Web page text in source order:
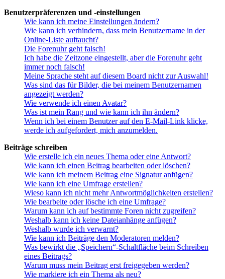
Benutzerpräferenzen und -einstellungen
Wie kann ich meine Einstellungen ändern?
Wie kann ich verhindern, dass mein Benutzername in der
Online-Liste auftaucht?
Die Forenuhr geht falsch!
Ich habe die Zeitzone eingestellt, aber die Forenuhr geht
immer noch falsch!
Meine Sprache steht auf diesem Board nicht zur Auswahl!
Was sind das für Bilder, die bei meinem Benutzernamen
angezeigt werden?
Wie verwende ich einen Avatar?
Was ist mein Rang und wie kann ich ihn ändern?
Wenn ich bei einem Benutzer auf den E-Mail-Link klicke,
werde ich aufgefordert, mich anzumelden.
Beiträge schreiben
Wie erstelle ich ein neues Thema oder eine Antwort?
Wie kann ich einen Beitrag bearbeiten oder löschen?
Wie kann ich meinem Beitrag eine Signatur anfügen?
Wie kann ich eine Umfrage erstellen?
Wieso kann ich nicht mehr Antwortmöglichkeiten erstellen?
Wie bearbeite oder lösche ich eine Umfrage?
Warum kann ich auf bestimmte Foren nicht zugreifen?
Weshalb kann ich keine Dateianhänge anfügen?
Weshalb wurde ich verwarnt?
Wie kann ich Beiträge den Moderatoren melden?
Was bewirkt die „Speichern“-Schaltfläche beim Schreiben
eines Beitrags?
Warum muss mein Beitrag erst freigegeben werden?
Wie markiere ich ein Thema als neu?